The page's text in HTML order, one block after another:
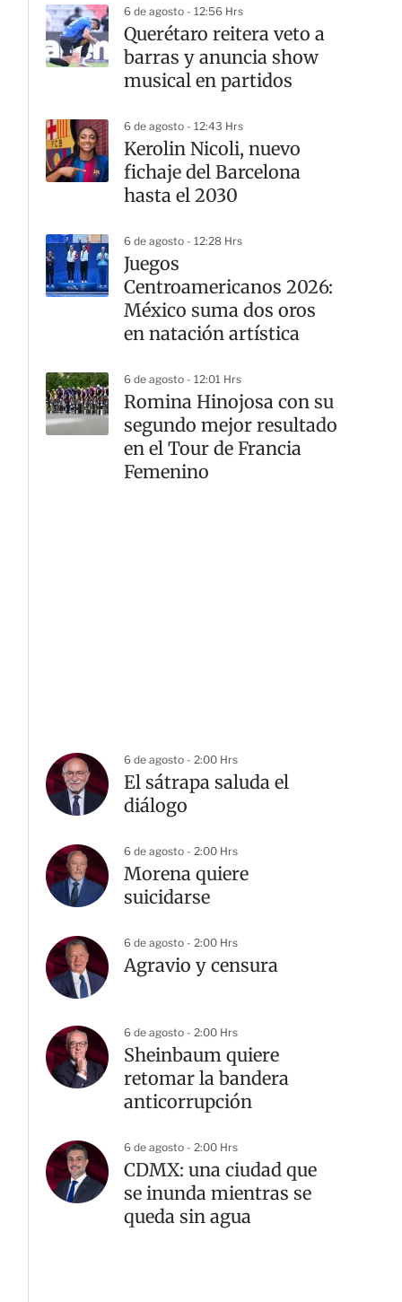
Caribe
6 de agosto - 12:56 Hrs
Querétaro reitera veto a
barras y anuncia show
musical en partidos
6 de agosto - 12:43 Hrs
Kerolin Nicoli, nuevo
fichaje del Barcelona
hasta el 2030
6 de agosto - 12:28 Hrs
Juegos
Centroamericanos 2026:
México suma dos oros
en natación artística
6 de agosto - 12:01 Hrs
Romina Hinojosa con su
segundo mejor resultado
en el Tour de Francia
Femenino
6 de agosto - 2:00 Hrs
El sátrapa saluda el
diálogo
6 de agosto - 2:00 Hrs
Morena quiere
suicidarse
6 de agosto - 2:00 Hrs
Agravio y censura
6 de agosto - 2:00 Hrs
Sheinbaum quiere
retomar la bandera
anticorrupción
6 de agosto - 2:00 Hrs
CDMX: una ciudad que
se inunda mientras se
queda sin agua